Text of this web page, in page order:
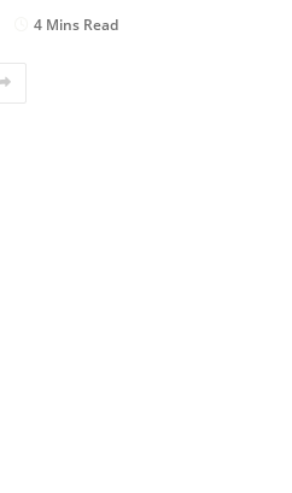
4 Mins Read